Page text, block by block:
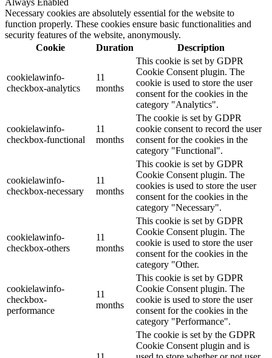
Always Enabled
Necessary cookies are absolutely essential for the website to
function properly. These cookies ensure basic functionalities and
security features of the website, anonymously.
Cookie
Duration Description
cookielawinfo-
checkbox-analytics
11
months
This cookie is set by GDPR
Cookie Consent plugin. The
cookie is used to store the user
consent for the cookies in the
category "Analytics".
cookielawinfo-
checkbox-functional
11
months
The cookie is set by GDPR
cookie consent to record the user
consent for the cookies in the
category "Functional".
cookielawinfo-
checkbox-necessary
11
months
This cookie is set by GDPR
Cookie Consent plugin. The
cookies is used to store the user
consent for the cookies in the
category "Necessary".
cookielawinfo-
checkbox-others
11
months
This cookie is set by GDPR
Cookie Consent plugin. The
cookie is used to store the user
consent for the cookies in the
category "Other.
cookielawinfo-
checkbox-
performance
11
months
This cookie is set by GDPR
Cookie Consent plugin. The
cookie is used to store the user
consent for the cookies in the
category "Performance".
The cookie is set by the GDPR
Cookie Consent plugin and is